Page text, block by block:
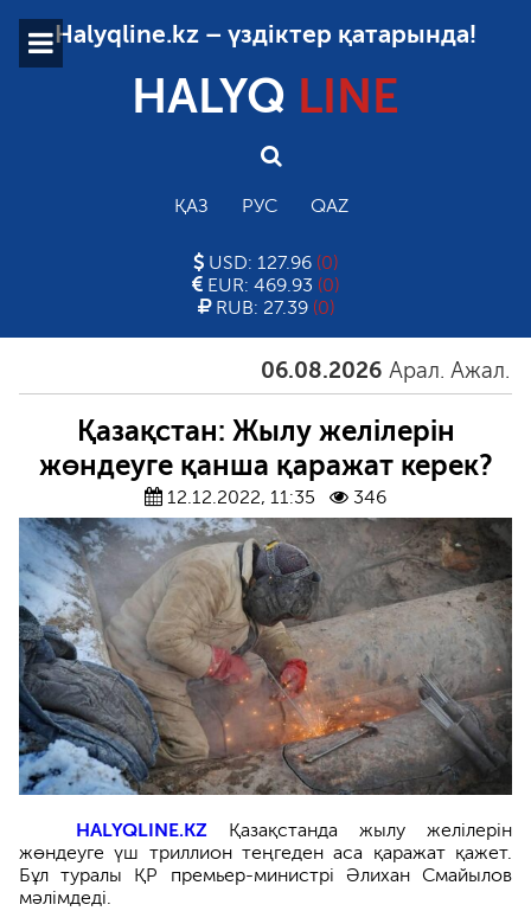
Halyqline.kz – үздіктер қатарында!
HALYQ LINE
ҚАЗ РУС QAZ
USD: 127.96 (0)
EUR: 469.93 (0)
RUB: 27.39 (0)
06.08.2026 Арал. Ажал.
Қазақстан: Жылу желілерін
жөндеуге қанша қаражат керек?
12.12.2022, 11:35 346
HALYQLINE.KZ Қазақстанда жылу желілерін
жөндеуге үш триллион теңгеден аса қаражат қажет.
Бұл туралы ҚР премьер-министрі Әлихан Смайылов
мәлімдеді.